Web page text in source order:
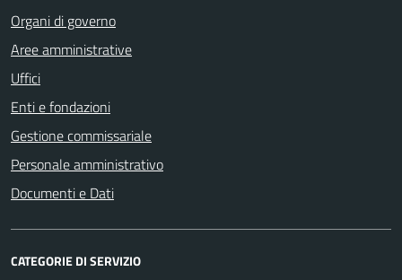
Organi di governo
Aree amministrative
Uffici
Enti e fondazioni
Gestione commissariale
Personale amministrativo
Documenti e Dati
CATEGORIE DI SERVIZIO